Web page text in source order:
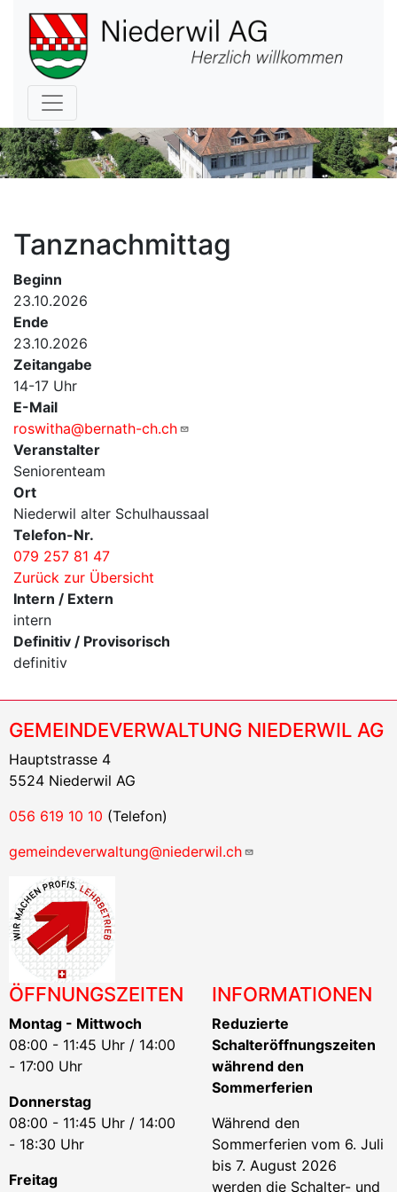
Hauptnavigation
Tanznachmittag
Beginn
23.10.2026
Ende
23.10.2026
Zeitangabe
14-17 Uhr
E-Mail
roswitha@bernath-ch.ch
Veranstalter
Seniorenteam
Ort
Niederwil alter Schulhaussaal
Telefon-Nr.
079 257 81 47
Zurück zur Übersicht
Intern / Extern
intern
Definitiv / Provisorisch
definitiv
GEMEINDEVERWALTUNG NIEDERWIL AG
Hauptstrasse 4
5524 Niederwil AG
056 619 10 10 (Telefon)
gemeindeverwaltung@niederwil.ch
ÖFFNUNGSZEITEN
Montag - Mittwoch
08:00 - 11:45 Uhr / 14:00
- 17:00 Uhr
Donnerstag
08:00 - 11:45 Uhr / 14:00
- 18:30 Uhr
Freitag
INFORMATIONEN
Reduzierte
Schalteröffnungszeiten
während den
Sommerferien
Während den
Sommerferien vom 6. Juli
bis 7. August 2026
werden die Schalter- und